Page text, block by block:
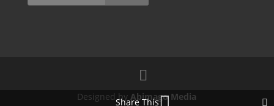
Designed byAbimago Media
Share This